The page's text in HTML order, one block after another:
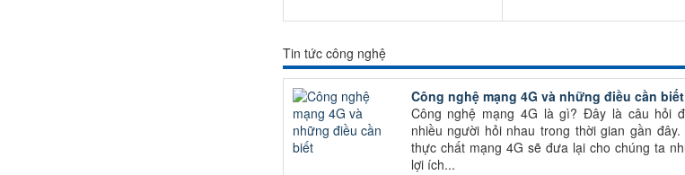
Tin tức công nghệ
Công nghệ mạng 4G và những điều cần biết
Công nghệ mạng 4G là gì? Đây là câu hỏi
nhiều người hỏi nhau trong thời gian gần đây.
thực chất mạng 4G sẽ đưa lại cho chúng ta
lợi ích...